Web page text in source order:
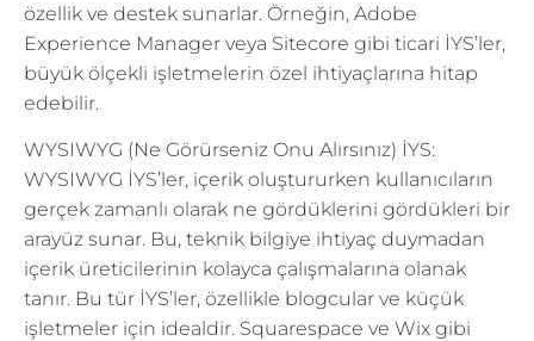
özellik ve destek sunarlar. Örneğin, Adobe
Experience Manager veya Sitecore gibi ticari İYS’ler,
büyük ölçekli işletmelerin özel ihtiyaçlarına hitap
edebilir.
WYSIWYG (Ne Görürseniz Onu Alırsınız) İYS:
WYSIWYG İYS’ler, içerik oluştururken kullanıcıların
gerçek zamanlı olarak ne gördüklerini gördükleri bir
arayüz sunar. Bu, teknik bilgiye ihtiyaç duymadan
içerik üreticilerinin kolayca çalışmalarına olanak
tanır. Bu tür İYS’ler, özellikle blogcular ve küçük
işletmeler için idealdir. Squarespace ve Wix gibi